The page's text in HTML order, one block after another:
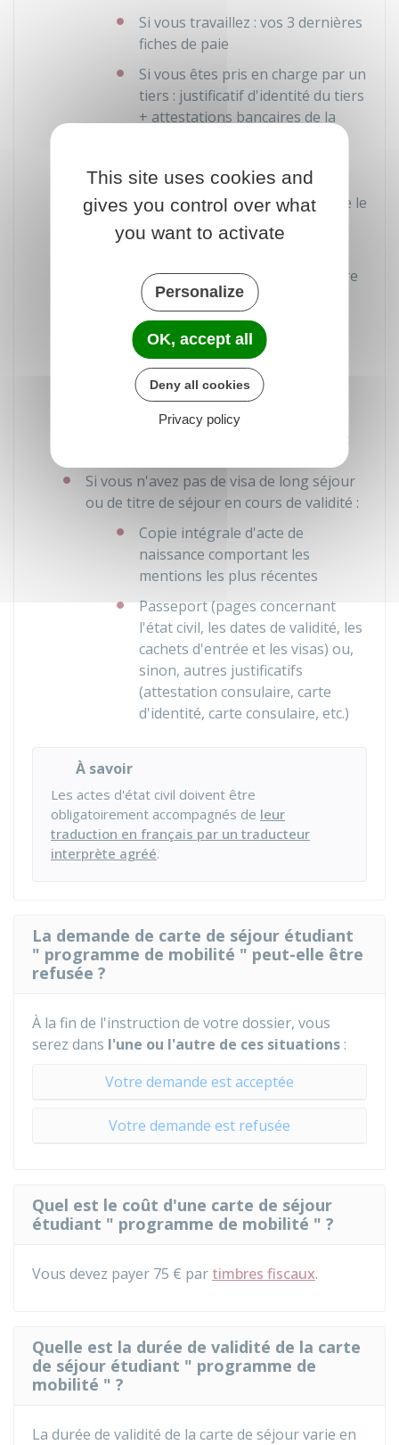
Si vous travaillez : vos 3 dernières
fiches de paie
Si vous êtes pris en charge par un
tiers : justificatif d'identité du tiers
+ attestations bancaires de la
l'honneur de versement des
sommes permettant d'atteindre le
montant de
615 €
/ mois)
suffisantes : attestation bancaire
de solde créditeur suffisant
En cas de ressources multiples
devez joindre le justificatif de
des ressources.
Exemplaire signé del'engagement à
respecter les principes de la République
Si vous n'avez pas de visa de long séjour
ou de titre de séjour en cours de validité :
Copie intégrale d'acte de
naissance comportant les
mentions les plus récentes
Passeport (pages concernant
l'état civil, les dates de validité, les
cachets d'entrée et les visas) ou,
sinon, autres justificatifs
(attestation consulaire, carte
d'identité, carte consulaire, etc.)
À savoir
Les actes d'état civil doivent être
obligatoirement accompagnés de leur
traduction en français par un traducteur
interprète agréé.
La demande de carte de séjour étudiant
" programme de mobilité " peut-elle être
refusée ?
À la fin de l'instruction de votre dossier, vous
serez dans l'une ou l'autre de ces situations :
Votre demande est acceptée
Votre demande est refusée
Quel est le coût d'une carte de séjour
étudiant " programme de mobilité " ?
Vous devez payer 75 € par timbres fiscaux.
Quelle est la durée de validité de la carte
de séjour étudiant " programme de
mobilité " ?
La durée de validité de la carte de séjour varie en
This site uses cookies and
gives you control over what
you want to activate
Personalize
OK, accept all
Deny all cookies
Privacy policy